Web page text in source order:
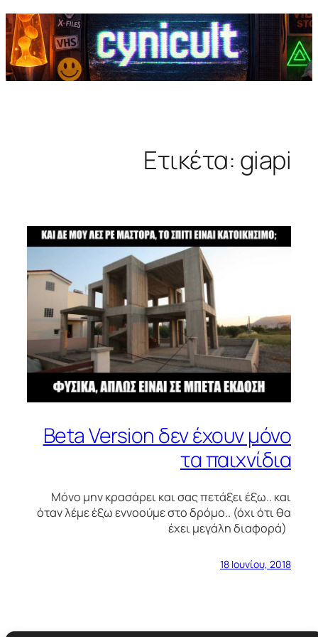
Ετικέτα: giapi
Beta Version δεν έχουν μόνο
τα παιχνίδια
Μόνο μην κρασάρει και σας πετάξει έξω.. και
όταν λέμε έξω εννοούμε στο δρόμο.. (όχι ότι θα
έχει μεγάλη διαφορά)
18 Ιουνίου, 2018